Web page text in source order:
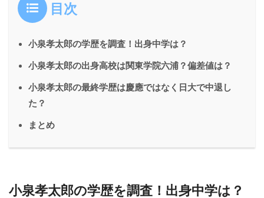
目次
小泉孝太郎の学歴を調査！出身中学は？
小泉孝太郎の出身高校は関東学院六浦？偏差値は？
小泉孝太郎の最終学歴は慶應ではなく日大で中退し
た？
まとめ
小泉孝太郎の学歴を調査！出身中学は？